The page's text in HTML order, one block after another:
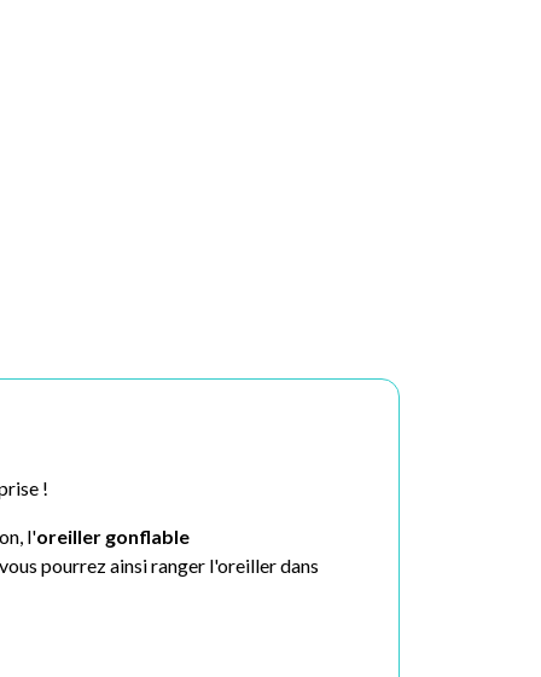
!
l'oreiller gonflable
pourrez ainsi ranger l'oreiller dans